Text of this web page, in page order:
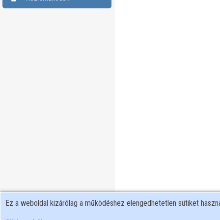
Ez a weboldal kizárólag a működéshez elengedhetetlen sütiket